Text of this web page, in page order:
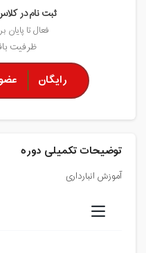
ثبت نام در
فعال تا پایان
ظرفیت
رایگان
توضیحات تکمیلی دوره
آموزش انبارداری